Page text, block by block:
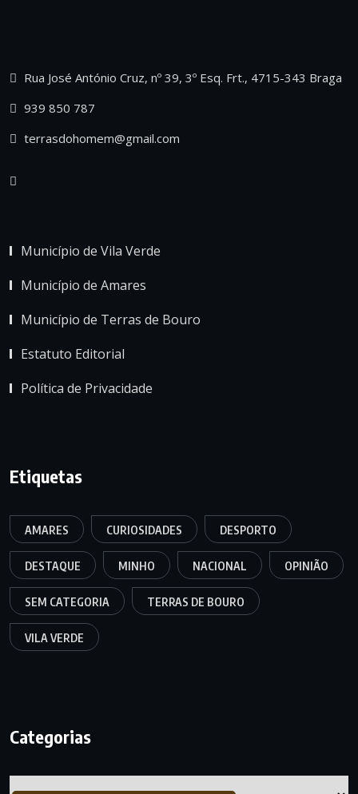
Rua José António Cruz, nº 39, 3º Esq. Frt., 4715-343 Braga
939 850 787
terrasdohomem@gmail.com
Município de Vila Verde
Município de Amares
Município de Terras de Bouro
Estatuto Editorial
Política de Privacidade
Etiquetas
AMARES CURIOSIDADES DESPORTO
DESTAQUE MINHO NACIONAL OPINIÃO
SEM CATEGORIA TERRAS DE BOURO
VILA VERDE
Categorias